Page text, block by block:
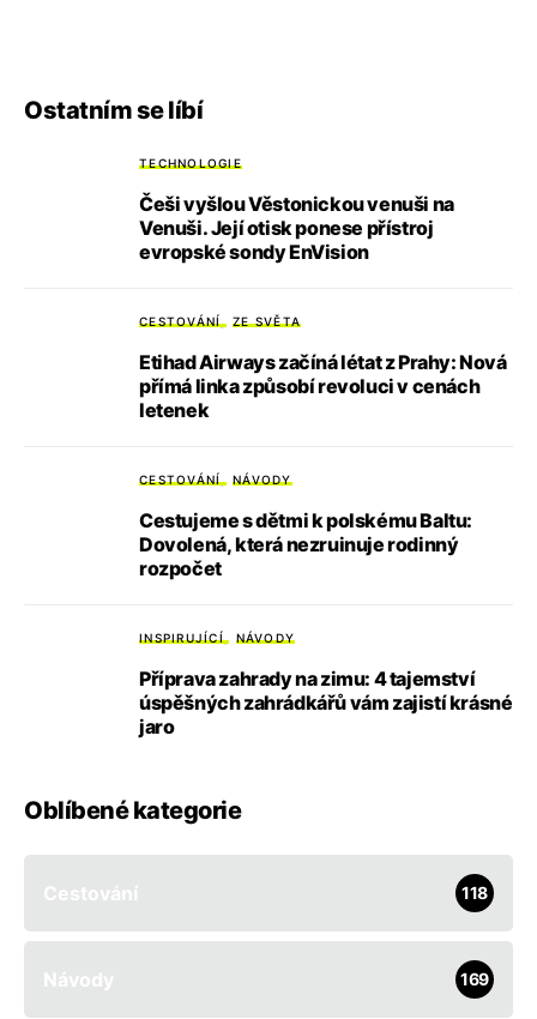
Ostatním se líbí
TECHNOLOGIE
Češi vyšlou Věstonickou venuši na
Venuši. Její otisk ponese přístroj
evropské sondy EnVision
CESTOVÁNÍ ZE SVĚTA
Etihad Airways začíná létat z Prahy: Nová
přímá linka způsobí revoluci v cenách
letenek
CESTOVÁNÍ NÁVODY
Cestujeme s dětmi k polskému Baltu:
Dovolená, která nezruinuje rodinný
rozpočet
INSPIRUJÍCÍ NÁVODY
Příprava zahrady na zimu: 4 tajemství
úspěšných zahrádkářů vám zajistí krásné
jaro
Oblíbené kategorie
Cestování 118
Návody 169